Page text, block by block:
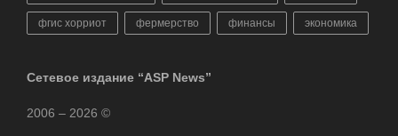
фгис хорриот фермерство финансы экономика
Сетевое издание “ASP News”
2006 – 2026 ©